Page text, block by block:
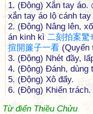
1. (Động) Xắn tay áo.
xắn tay áo lộ cánh tay
2. (Động) Nâng lên,
án kinh kì 二刻 拍案驚
揎開簾子一看 (Quyển
3. (Động) Nhét đầy,
4. (Động) Đánh, dùng
5. (Động) Xô đẩy.
6. (Động) Khiển trách.
Từ điển Thiều Chửu